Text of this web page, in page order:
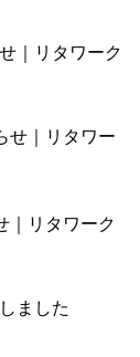
｜リタワーク
｜リタワーク